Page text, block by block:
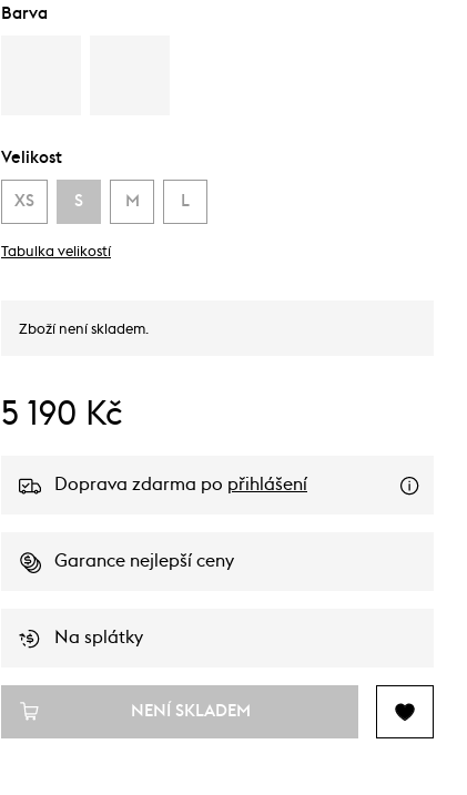
Barva
Velikost
XS S M L
Tabulka velikostí
Zboží není skladem.
5 190 Kč
Doprava zdarma po přihlášení
Garance nejlepší ceny
Na splátky
NENÍ SKLADEM